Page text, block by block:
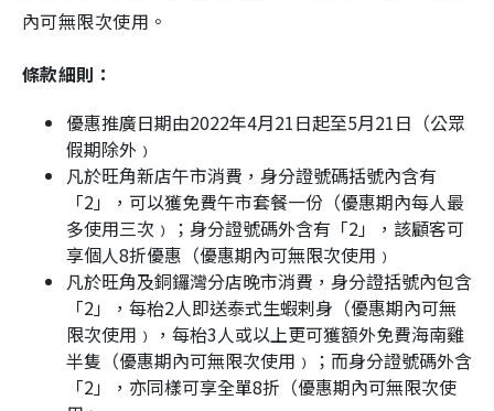
內可無限次使用。
條款細則：
優惠推廣日期由2022年4月21日起至5月21日（公眾
假期除外﹚
凡於旺角新店午市消費，身分證號碼括號內含有
「2」，可以獲免費午市套餐一份（優惠期內每人最
多使用三次﹚；身分證號碼外含有「2」，該顧客可
享個人8折優惠（優惠期內可無限次使用﹚
凡於旺角及銅鑼灣分店晚市消費，身分證括號內包含
「2」，每枱2人即送泰式生蝦剌身（優惠期內可無
限次使用﹚，每枱3人或以上更可獲額外免費海南雞
半隻（優惠期內可無限次使用﹚；而身分證號碼外含
「2」，亦同樣可享全單8折（優惠期內可無限次使